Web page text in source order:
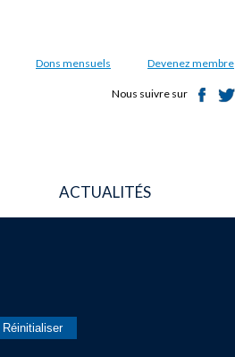
Dons mensuels Devenez membre
Nous suivre sur
ACTUALITÉS